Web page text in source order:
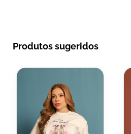
Produtos sugeridos